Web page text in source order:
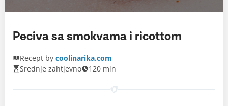
Peciva sa smokvama i ricottom
Recept by coolinarika.com
Srednje zahtjevno
120 min